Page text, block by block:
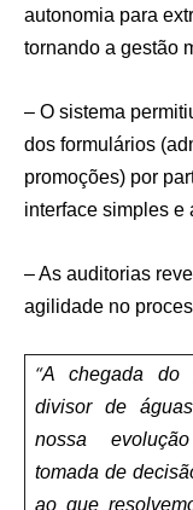
autonomia para
tornando a gestão
– O sistema
dos formulários
promoções) por
interface simples e
– As auditorias
agilidade no
“A chegada do
divisor de
nossa
tomada de
ao que